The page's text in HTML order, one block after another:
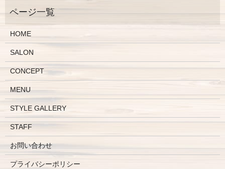
HOME
SALON
CONCEPT
MENU
STYLE GALLERY
STAFF
お問い合わせ
プライバシーポリシー